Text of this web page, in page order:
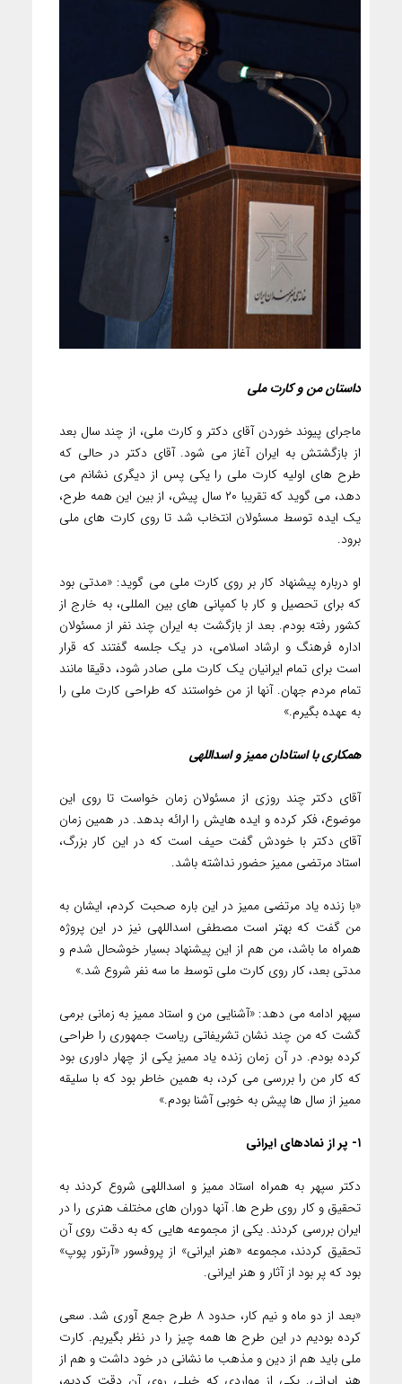
داستان من و کارت ملی
ماجرای پیوند خوردن آقای دکتر و کارت ملی، از چند سال بعد
از بازگشتش به ایران آغاز می شود. آقای دکتر در حالی که
طرح های اولیه کارت ملی را یکی پس از دیگری نشانم می
دهد، می گوید که تقریبا ۲۰ سال پیش، از بین این همه طرح،
یک ایده توسط مسئولان انتخاب شد تا روی کارت های ملی
برود.
او درباره پیشنهاد کار بر روی کارت ملی می گوید: «مدتی بود
که برای تحصیل و کار با کمپانی های بین المللی، به خارج از
کشور رفته بودم. بعد از بازگشت به ایران چند نفر از مسئولان
اداره فرهنگ و ارشاد اسلامی، در یک جلسه گفتند که قرار
است برای تمام ایرانیان یک کارت ملی صادر شود، دقیقا مانند
تمام مردم جهان. آنها از من خواستند که طراحی کارت ملی را
به عهده بگیرم.»
همکاری با استادان ممیز و اسداللهی
آقای دکتر چند روزی از مسئولان زمان خواست تا روی این
موضوع، فکر کرده و ایده هایش را ارائه بدهد. در همین زمان
آقای دکتر با خودش گفت حیف است که در این کار بزرگ،
استاد مرتضی ممیز حضور نداشته باشد.
«با زنده یاد مرتضی ممیز در این باره صحبت کردم، ایشان به
من گفت که بهتر است مصطفی اسداللهی نیز در این پروژه
همراه ما باشد، من هم از این پیشنهاد بسیار خوشحال شدم و
مدتی بعد، کار روی کارت ملی توسط ما سه نفر شروع شد.»
سپهر ادامه می دهد: «آشنایی من و استاد ممیز به زمانی برمی
گشت که من چند نشان تشریفاتی ریاست جمهوری را طراحی
کرده بودم. در آن زمان زنده یاد ممیز یکی از چهار داوری بود
که کار من را بررسی می کرد، به همین خاطر بود که با سلیقه
ممیز از سال ها پیش به خوبی آشنا بودم.»
۱- پر از نمادهای ایرانی
دکتر سپهر به همراه استاد ممیز و اسداللهی شروع کردند به
تحقیق و کار روی طرح ها. آنها دوران های مختلف هنری را در
ایران بررسی کردند. یکی از مجموعه هایی که به دقت روی آن
تحقیق کردند، مجموعه «هنر ایرانی» از پروفسور «آرتور پوپ»
بود که پر بود از آثار و هنر ایرانی.
«بعد از دو ماه و نیم کار، حدود ۸ طرح جمع آوری شد. سعی
کرده بودیم در این طرح ها همه چیز را در نظر بگیریم. کارت
ملی باید هم از دین و مذهب ما نشانی در خود داشت و هم از